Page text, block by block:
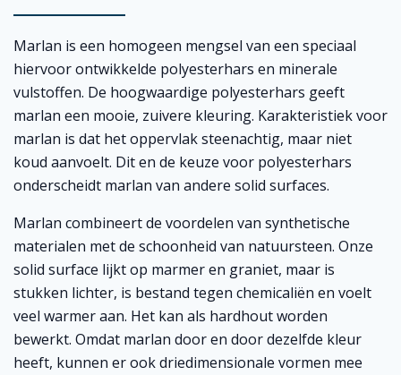
Marlan is een homogeen mengsel van een speciaal
hiervoor ontwikkelde polyesterhars en minerale
vulstoffen. De hoogwaardige polyesterhars geeft
marlan een mooie, zuivere kleuring. Karakteristiek voor
marlan is dat het oppervlak steenachtig, maar niet
koud aanvoelt. Dit en de keuze voor polyesterhars
onderscheidt marlan van andere solid surfaces.
Marlan combineert de voordelen van synthetische
materialen met de schoonheid van natuursteen. Onze
solid surface lijkt op marmer en graniet, maar is
stukken lichter, is bestand tegen chemicaliën en voelt
veel warmer aan. Het kan als hardhout worden
bewerkt. Omdat marlan door en door dezelfde kleur
heeft, kunnen er ook driedimensionale vormen mee